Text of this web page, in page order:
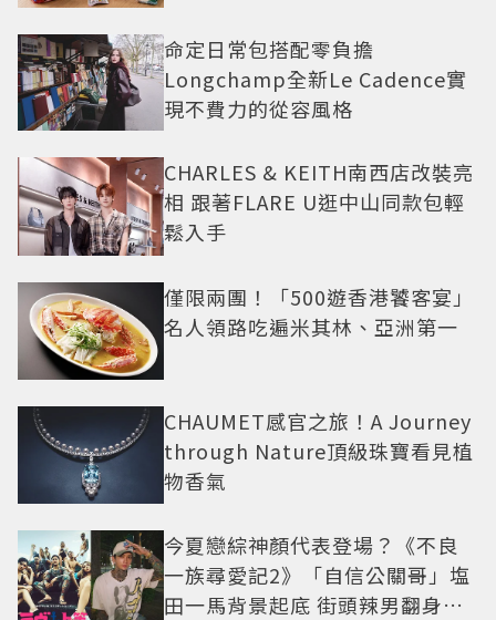
命定日常包搭配零負擔
Longchamp全新Le Cadence實
現不費力的從容風格
CHARLES & KEITH南西店改裝亮
相 跟著FLARE U逛中山同款包輕
鬆入手
僅限兩團！「500遊香港饕客宴」
名人領路吃遍米其林、亞洲第一
CHAUMET感官之旅！A Journey
through Nature頂級珠寶看見植
物香氣
今夏戀綜神顏代表登場？《不良
一族尋愛記2》「自信公關哥」塩
田一馬背景起底 街頭辣男翻身當